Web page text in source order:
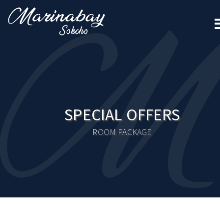
SPECIAL OFFERS
ROOM PACKAGE